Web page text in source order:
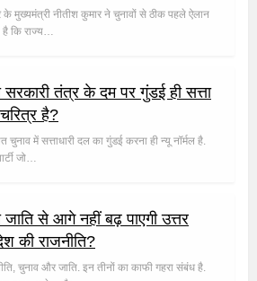
के मुख्यमंत्री नीतीश कुमार ने चुनावों से ठीक पहले ऐलान
है कि राज्य…
सरकारी तंत्र के दम पर गुंडई ही सत्ता
है?
चुनाव में सत्ताधारी दल का गुंडई करना ही न्यू नॉर्मल है.
जो…
जाति से आगे नहीं बढ़ पाएगी उत्तर
की राजनीति?
चुनाव और जाति. इन तीनों का काफी गहरा संबंध है.